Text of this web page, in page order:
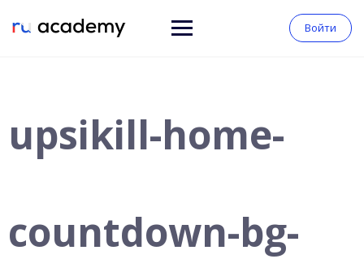
Войти
upsikill-home-
countdown-bg-